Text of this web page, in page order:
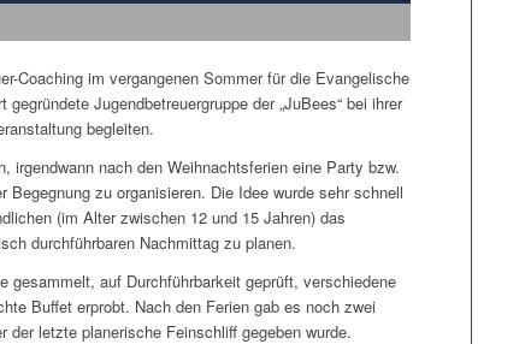
Coaching im vergangenen Sommer für die Evangelische
Jugendbetreuergruppe der „JuBees“ bei ihrer
begleiten.
irgendwann nach den Weihnachtsferien eine Party bzw.
zu organisieren. Die Idee wurde sehr schnell
(im Alter zwischen 12 und 15 Jahren) das
durchführbaren Nachmittag zu planen.
gesammelt, auf Durchführbarkeit geprüft, verschiedene
Buffet erprobt. Nach den Ferien gab es noch zwei
der letzte planerische Feinschliff gegeben wurde.